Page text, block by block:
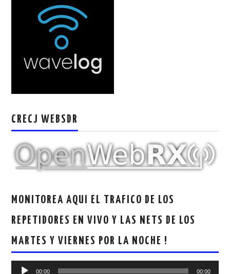
SOTA Y POTA
CRECJ
MUMLA APP ( MUY FÁCIL )
CRECJ WEBSDR
MONITOREA AQUI EL TRAFICO DE LOS
REPETIDORES EN VIVO Y LAS NETS DE LOS
MARTES Y VIERNES POR LA NOCHE !
Reproductor
00:00 00:00